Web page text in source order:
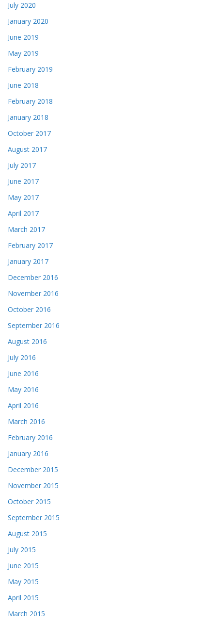
July 2020
January 2020
June 2019
May 2019
February 2019
June 2018
February 2018
January 2018
October 2017
August 2017
July 2017
June 2017
May 2017
April 2017
March 2017
February 2017
January 2017
December 2016
November 2016
October 2016
September 2016
August 2016
July 2016
June 2016
May 2016
April 2016
March 2016
February 2016
January 2016
December 2015
November 2015
October 2015
September 2015
August 2015
July 2015
June 2015
May 2015
April 2015
March 2015